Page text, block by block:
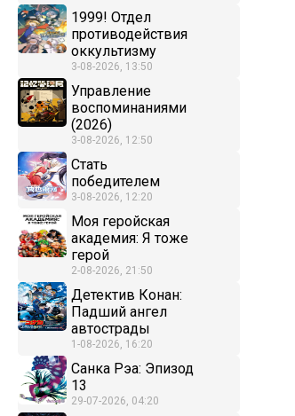
1999! Отдел
противодействия
оккультизму
3-08-2026, 13:50
Управление
воспоминаниями
(2026)
3-08-2026, 12:50
Стать
победителем
3-08-2026, 12:20
Моя геройская
академия: Я тоже
герой
2-08-2026, 21:50
Детектив Конан:
Падший ангел
автострады
1-08-2026, 16:20
Санка Рэа: Эпизод
13
29-07-2026, 04:20